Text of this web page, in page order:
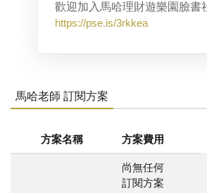
歡迎加入馬哈理財遊樂園臉書
https://pse.is/3rkkea
馬哈老師 訂閱方案
方案名稱 方案費用
尚無任何
訂閱方案